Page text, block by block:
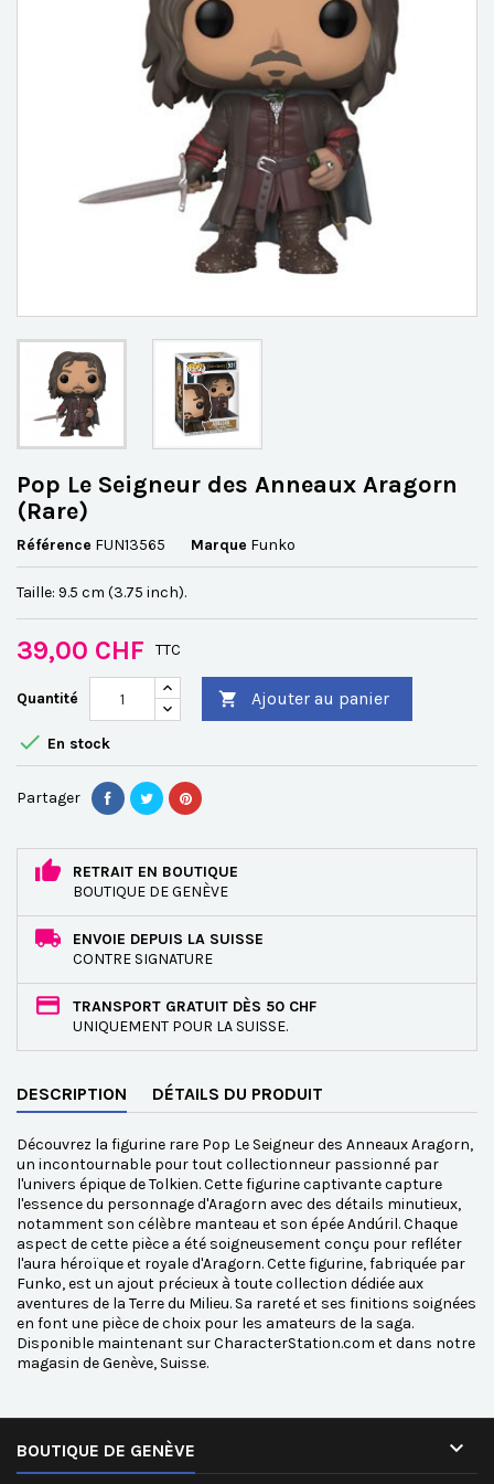
Pop Le Seigneur des Anneaux Aragorn
(Rare)
Référence FUN13565 Marque Funko
Taille: 9.5 cm (3.75 inch).
39,00 CHF TTC
Quantité  Ajouter au panier
 En stock
Partager
RETRAIT EN BOUTIQUE
BOUTIQUE DE GENÈVE
ENVOIE DEPUIS LA SUISSE
CONTRE SIGNATURE
TRANSPORT GRATUIT DÈS 50 CHF
UNIQUEMENT POUR LA SUISSE.
DESCRIPTION DÉTAILS DU PRODUIT
Découvrez la figurine rare Pop Le Seigneur des Anneaux Aragorn,
un incontournable pour tout collectionneur passionné par
l'univers épique de Tolkien. Cette figurine captivante capture
l'essence du personnage d'Aragorn avec des détails minutieux,
notamment son célèbre manteau et son épée Andúril. Chaque
aspect de cette pièce a été soigneusement conçu pour refléter
l'aura héroïque et royale d'Aragorn. Cette figurine, fabriquée par
Funko, est un ajout précieux à toute collection dédiée aux
aventures de la Terre du Milieu. Sa rareté et ses finitions soignées
en font une pièce de choix pour les amateurs de la saga.
Disponible maintenant sur CharacterStation.com et dans notre
magasin de Genève, Suisse.
BOUTIQUE DE GENÈVE 